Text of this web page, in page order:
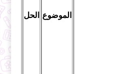
الحل الموضوع